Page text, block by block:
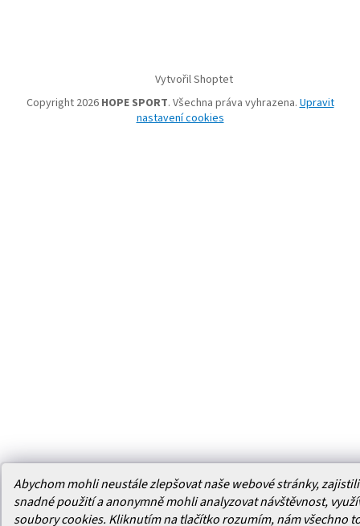
Abychom mohli neustále zlepšovat naše webové stránky,
snadné použití a anonymně mohli analyzovat návštěvnost,
soubory cookies. Kliknutím na tlačítko rozumím, nám všechno
Vytvořil Shoptet
Copyright 2026 HOPE SPORT. Všechna práva vyhrazena.Upravit
nastavení cookies